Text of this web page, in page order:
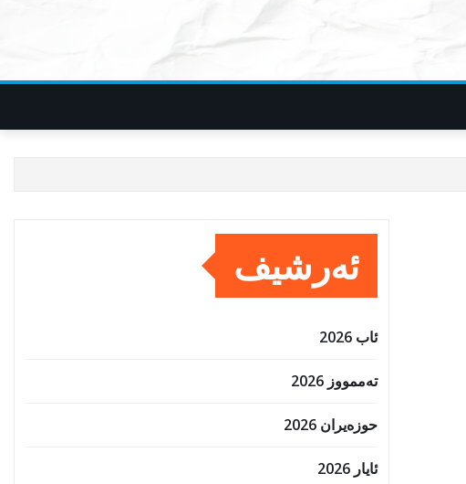
ئەرشیف
ئاب 2026
تەممووز 2026
حوزه‌یران 2026
ئایار 2026